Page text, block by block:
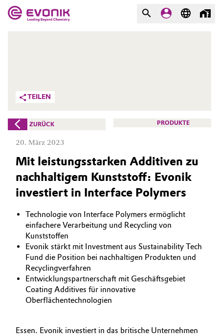
Aerospace
Animal Nutrition & Health
Automotive & Transportation
Battery
Building, Construction & Infrastructure
Chemical Industry
Chemistry
Was uns antreibt
Über Evonik
We go beyond
Innovation
BVB Partnerschaft
Geschichte
Struktur & Organisation
Vorstand
Struktur
TEILEN
ZURÜCK PRODUKTE
20. März 2023
Mit leistungsstarken Additiven zu
nachhaltigem Kunststoff: Evonik
investiert in Interface Polymers
Technologie von Interface Polymers ermöglicht
einfachere Verarbeitung und Recycling von
Kunststoffen
Evonik stärkt mit Investment aus Sustainability Tech
Fund die Position bei nachhaltigen Produkten und
Recyclingverfahren
Entwicklungspartnerschaft mit Geschäftsgebiet
Coating Additives für innovative
Oberflächentechnologien
Essen. Evonik investiert in das britische Unternehmen